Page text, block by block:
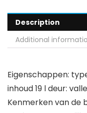
Description
Additional
Eigenschappen:
inhoud 19 l deur:
Kenmerken van de